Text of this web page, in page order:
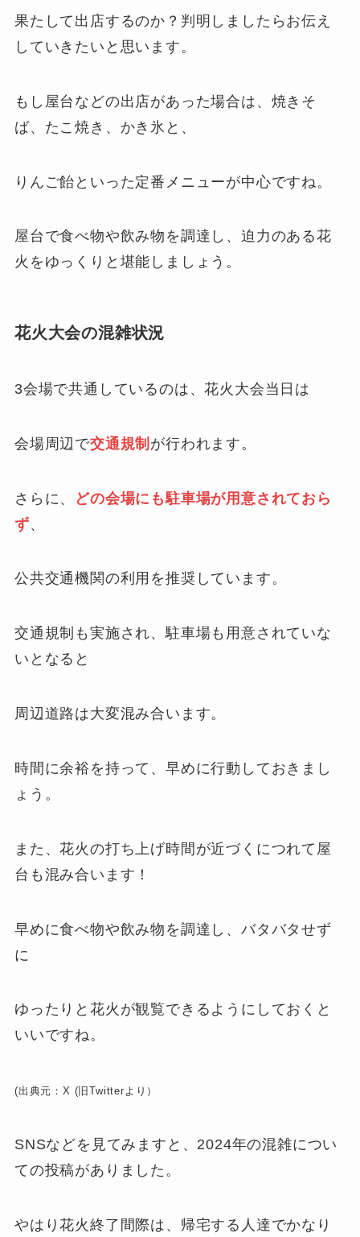
果たして出店するのか？判明しましたらお伝え
していきたいと思います。
もし屋台などの出店があった場合は、焼きそ
ば、たこ焼き、かき氷と、
りんご飴といった定番メニューが中心ですね。
屋台で食べ物や飲み物を調達し、迫力のある花
火をゆっくりと堪能しましょう。
花火大会の混雑状況
3会場で共通しているのは、花火大会当日は
会場周辺で交通規制 が行われます。
さらに、
どの会場にも駐車場が用意されておら
ず、
公共交通機関の利用を推奨しています。
交通規制も実施され、駐車場も用意されていな
いとなると
周辺道路は大変混み合います。
時間に余裕を持って、早めに行動しておきまし
ょう。
また、花火の打ち上げ時間が近づくにつれて屋
台も混み合います！
早めに食べ物や飲み物を調達し、バタバタせず
に
ゆったりと花火が観覧できるようにしておくと
いいですね。
(出典元：X (旧Twitterより）
SNSなどを見てみますと、2024年の混雑につい
ての投稿がありました。
やはり花火終了間際は、帰宅する人達でかなり